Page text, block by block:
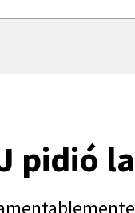
pidió